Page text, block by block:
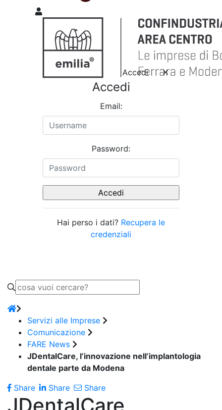
Accedi
Accedi
Email:
Password:
Hai perso i dati? Recupera le
credenziali
Servizi alle Imprese
Comunicazione
FARE News
JDentalCare, l’innovazione nell’implantologia
dentale parte da Modena
Share
Share Share